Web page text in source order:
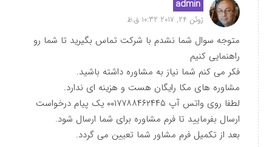
admin
ژوئن 24, 2017 10:32 ق.ظ
متوجه سوال شما نشدم با شرکت تماس بگیرید تا شما رو
راهنمایی کنیم
فکر می کنم شما نیاز به مشاوره داشته باشید.
مشاوره های مکا رایگان هست و هزینه ای ندارد.
لطفا روی واتس آپ ۰۰۱۷۷۸۸۴۶۲۴۴۵ یک پیام درخواست
ارسال بفرمایید تا فرم مشاوره برای شما ارسال شود.
بعد از تکمیل فرم مشاور شما تعیین می گردد.